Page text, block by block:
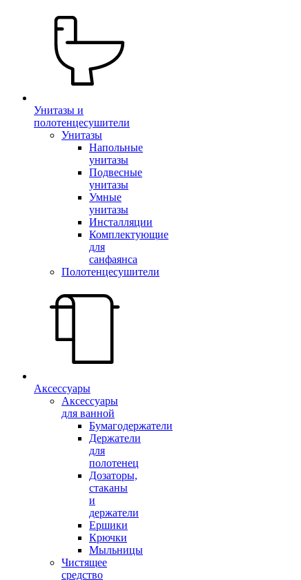
Унитазы и
полотенцесушители
Унитазы
Напольные
унитазы
Подвесные
унитазы
Умные
унитазы
Инсталляции
Комплектующие
для
санфаянса
Полотенцесушители
Аксессуары
Аксессуары
для ванной
Бумагодержатели
Держатели
для
полотенец
Дозаторы,
стаканы
и
держатели
Ершики
Крючки
Мыльницы
Чистящее
средство